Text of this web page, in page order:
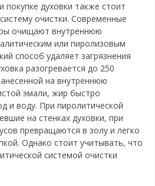
покупке духовки также стоит
очистки. Современные
очищают внутреннюю
или пиролизовым
способ удаляет загрязнения
разогревается до 250
на внутреннюю
эмали, жир быстро
и воду. При пиролитической
на стенках духовки, при
превращаются в золу и легко
Однако стоит учитывать, что
системой очистки